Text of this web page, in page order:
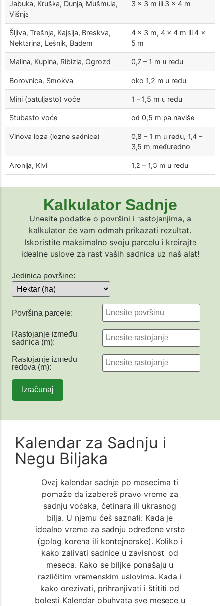
Jabuka, Kruška, Dunja, Mušmula,
Višnja
3 × 3 m ili 3 × 4 m
Šljiva, Trešnja, Kajsija, Breskva,
Nektarina, Lešnik, Badem
4 × 3 m, 4 × 4 m ili 4 ×
5 m
Malina, Kupina, Ribizla, Ogrozd 0,7 – 1 m u redu
Borovnica, Smokva oko 1,2 m u redu
Mini (patuljasto) voće 1 – 1,5 m u redu
Stubasto voće od 0,5 m pa naviše
Vinova loza (lozne sadnice)
0,8 – 1 m u redu, 1,4 –
3,5 m međuredno
Aronija, Kivi 1,2 – 1,5 m u redu
Kalkulator Sadnje
Unesite podatke o površini i rastojanjima, a
kalkulator će vam odmah prikazati rezultat.
Iskoristite maksimalno svoju parcelu i kreirajte
idealne uslove za rast vaših sadnica uz naš alat!
Jedinica površine:
Površina parcele:
Rastojanje između
sadnica (m):
Rastojanje između
redova (m):
Izračunaj
Kalendar za Sadnju i
Negu Biljaka
Ovaj kalendar sadnje po mesecima ti
pomaže da izabereš pravo vreme za
sadnju voćaka, četinara ili ukrasnog
bilja. U njemu ćeš saznati: Kada je
idealno vreme za sadnju određene vrste
(golog korena ili kontejnerske). Koliko i
kako zalivati sadnice u zavisnosti od
meseca. Kako se biljke ponašaju u
različitim vremenskim uslovima. Kada i
kako orezivati, prihranjivati i štititi od
bolesti Kalendar obuhvata sve mesece u